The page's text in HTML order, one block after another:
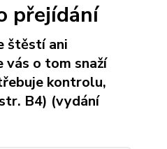
přejídání
štěstí ani
vás o tom snaží
kontrolu,
B4) (vydání